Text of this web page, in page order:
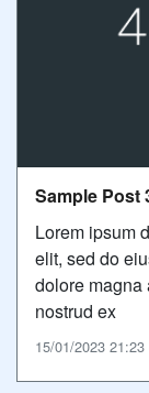
Sample Post
Lorem ipsum
elit, sed do
dolore magna
nostrud ex
15/01/2023